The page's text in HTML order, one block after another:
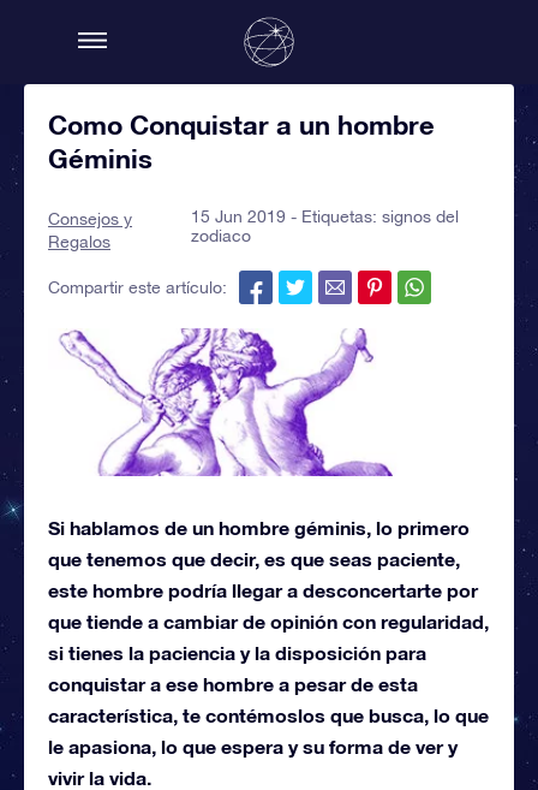
Como Conquistar a un hombre
Géminis
Consejos y
Regalos
15 Jun 2019 - Etiquetas: signos del
zodiaco
Compartir este artículo:
Si hablamos de un hombre géminis, lo primero
que tenemos que decir, es que seas paciente,
este hombre podría llegar a desconcertarte por
que tiende a cambiar de opinión con regularidad,
si tienes la paciencia y la disposición para
conquistar a ese hombre a pesar de esta
característica, te contémoslos que busca, lo que
le apasiona, lo que espera y su forma de ver y
vivir la vida.